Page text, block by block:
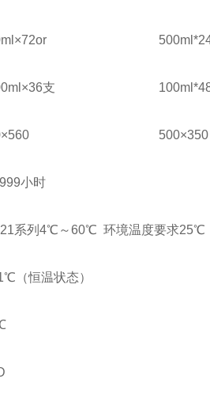
支
500×350
小时
系列4℃～60℃ 环境温度要求
（恒温状态）